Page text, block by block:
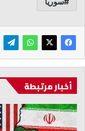
أخبار مرتبطة